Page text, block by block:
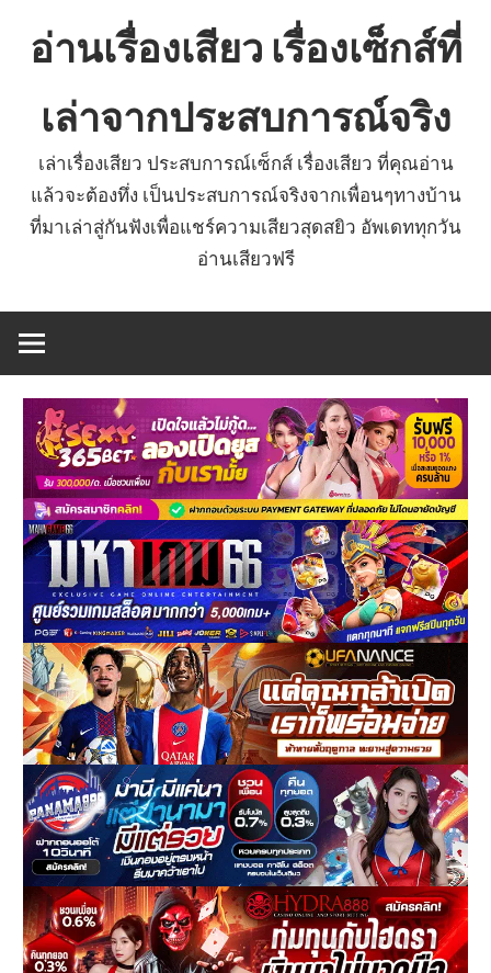
อ่านเรื่องเสียว เรื่องเซ็กส์ที่
เล่าจากประสบการณ์จริง
เล่าเรื่องเสียว ประสบการณ์เซ็กส์ เรื่องเสียว ที่คุณอ่าน
แล้วจะต้องทึ่ง เป็นประสบการณ์จริงจากเพื่อนๆทางบ้าน
ที่มาเล่าสู่กันฟังเพื่อแชร์ความเสียวสุดสยิว อัพเดททุกวัน
อ่านเสียวฟรี